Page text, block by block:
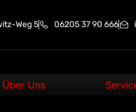
Weg 5 06205 37 90 666
Über Uns